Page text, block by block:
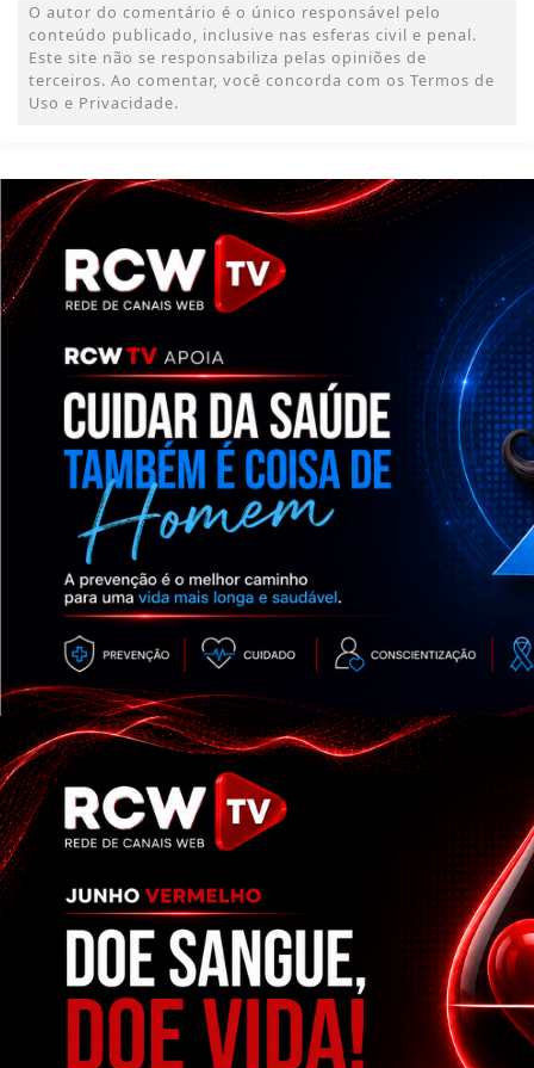
O autor do comentário é o único responsável pelo
conteúdo publicado, inclusive nas esferas civil e penal.
Este site não se responsabiliza pelas opiniões de
terceiros. Ao comentar, você concorda com os Termos de
Uso e Privacidade.